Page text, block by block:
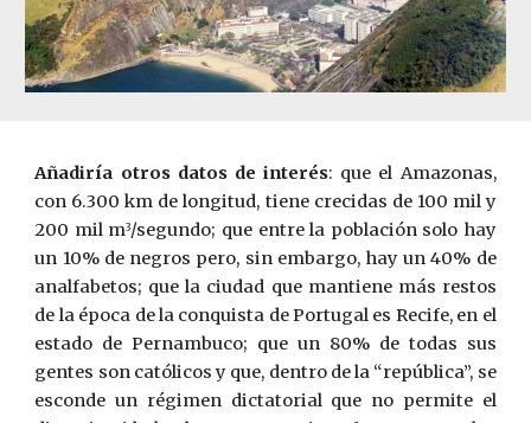
Añadiría otros datos de interés: que el Amazonas,
con 6.300 km de longitud, tiene crecidas de 100 mil y
200 mil m3/segundo; que entre la población solo hay
un 10% de negros pero, sin embargo, hay un 40% de
analfabetos; que la ciudad que mantiene más restos
de la época de la conquista de Portugal es Recife, en el
estado de Pernambuco; que un 80% de todas sus
gentes son católicos y que, dentro de la “república”, se
esconde un régimen dictatorial que no permite el